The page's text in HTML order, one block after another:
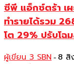
ซีพี แอ็กซ์ตร้า เ
ทำรายได้รวม
โต 29% ปรับโฉ
ผู้เขียน 3 SBN - 8 สิ